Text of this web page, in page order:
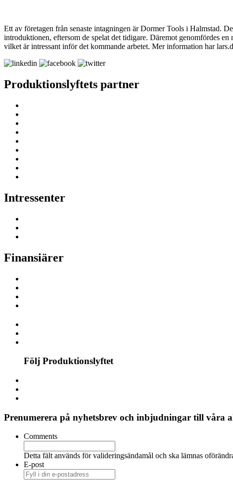
Ett av företagen från senaste intagningen är Dormer Tools i Halmstad.
introduktionen, eftersom de spelat det tidigare. Däremot genomfördes
vilket är intressant inför det kommande arbetet. Mer information har
Produktionslyftets partner
Intressenter
Finansiärer
Följ Produktionslyftet
Prenumerera på nyhetsbrev och inbjudningar till våra
Comments
Detta fält används för valideringsändamål och ska lämnas
E-post